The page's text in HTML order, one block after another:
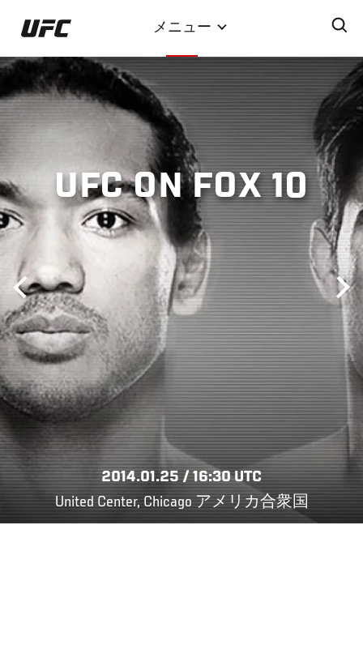
イ
ン
ン
テ
に
移
動
メニュー
UFC ON FOX 10
2014.01.25 / 16:30 UTC
United Center, Chicago アメリカ合衆国